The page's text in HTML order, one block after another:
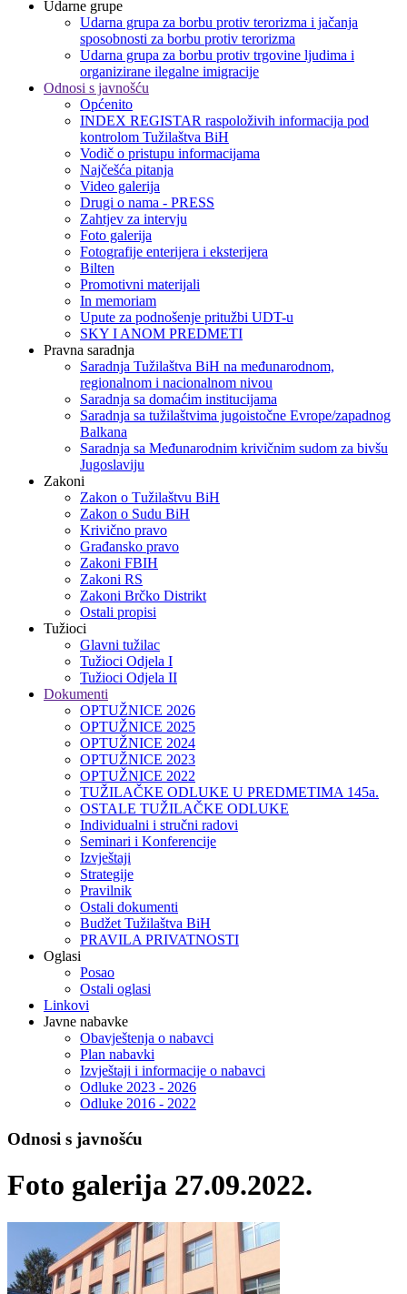
Udarne grupe
Udarna grupa za borbu protiv terorizma i jačanja
sposobnosti za borbu protiv terorizma
Udarna grupa za borbu protiv trgovine ljudima i
organizirane ilegalne imigracije
Odnosi s javnošću
Općenito
INDEX REGISTAR raspoloživih informacija pod
kontrolom Tužilaštva BiH
Vodič o pristupu informacijama
Najčešća pitanja
Video galerija
Drugi o nama - PRESS
Zahtjev za intervju
Foto galerija
Fotografije enterijera i eksterijera
Bilten
Promotivni materijali
In memoriam
Upute za podnošenje pritužbi UDT-u
SKY I ANOM PREDMETI
Pravna saradnja
Saradnja Tužilaštva BiH na međunarodnom,
regionalnom i nacionalnom nivou
Saradnja sa domaćim institucijama
Saradnja sa tužilaštvima jugoistočne Evrope/zapadnog
Balkana
Saradnja sa Međunarodnim krivičnim sudom za bivšu
Jugoslaviju
Zakoni
Zakon o Тužilaštvu BiH
Zakon o Sudu BiH
Krivično pravo
Građansko pravo
Zakoni FBIH
Zakoni RS
Zakoni Brčko Distrikt
Ostali propisi
Tužioci
Glavni tužilac
Tužioci Odjela I
Tužioci Odjela II
Dokumenti
OPTUŽNICE 2026
OPTUŽNICE 2025
OPTUŽNICE 2024
OPTUŽNICE 2023
OPTUŽNICE 2022
TUŽILAČKE ODLUKE U PREDMETIMA 145a.
OSTALE TUŽILAČKE ODLUKE
Individualni i stručni radovi
Seminari i Konferencije
Izvještaji
Strategije
Pravilnik
Ostali dokumenti
Budžet Tužilaštva BiH
PRAVILA PRIVATNOSTI
Oglasi
Posao
Ostali oglasi
Linkovi
Javne nabavke
Obavještenja o nabavci
Plan nabavki
Izvještaji i informacije o nabavci
Odluke 2023 - 2026
Odluke 2016 - 2022
Odnosi s javnošću
Foto galerija 27.09.2022.